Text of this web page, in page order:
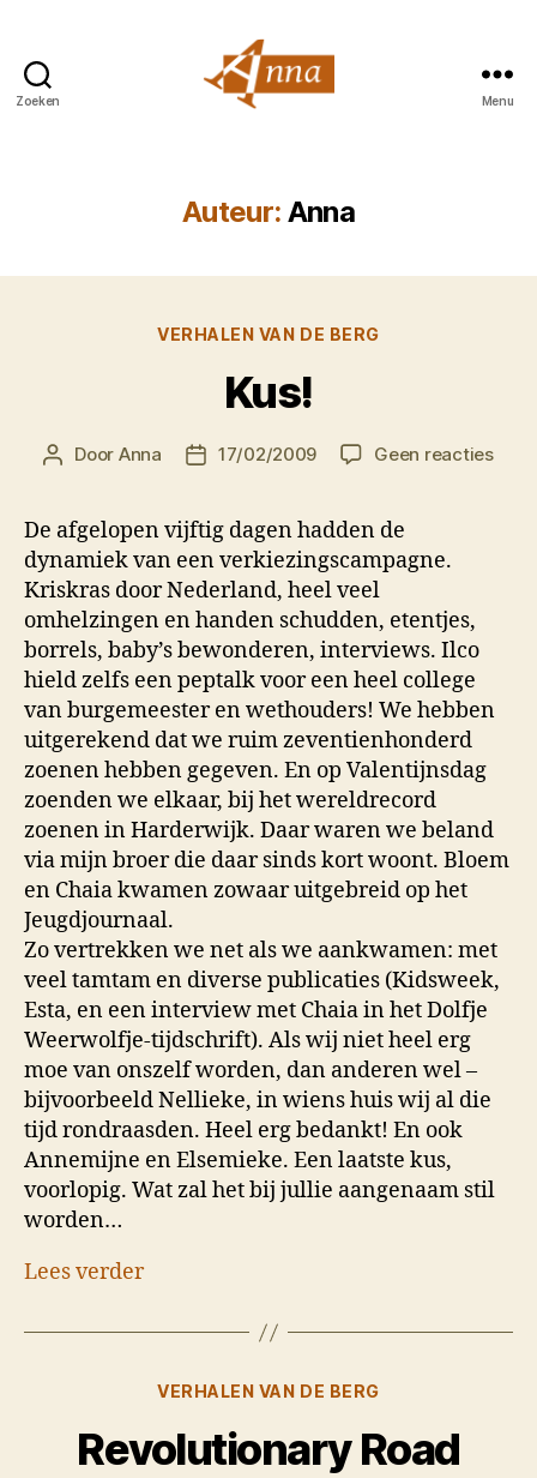
Zoeken Menu
Auteur: Anna
Categorieën
VERHALEN VAN DE BERG
Kus!
Berichtauteur
Door Anna Berichtdatum
17/02/2009 Geen reactiesop
De afgelopen vijftig dagen hadden de
dynamiek van een verkiezingscampagne.
Kriskras door Nederland, heel veel
omhelzingen en handen schudden, etentjes,
borrels, baby’s bewonderen, interviews. Ilco
hield zelfs een peptalk voor een heel college
van burgemeester en wethouders! We hebben
uitgerekend dat we ruim zeventienhonderd
zoenen hebben gegeven. En op Valentijnsdag
zoenden we elkaar, bij het wereldrecord
zoenen in Harderwijk. Daar waren we beland
via mijn broer die daar sinds kort woont. Bloem
en Chaia kwamen zowaar uitgebreid op het
Jeugdjournaal.
Zo vertrekken we net als we aankwamen: met
veel tamtam en diverse publicaties (Kidsweek,
Esta, en een interview met Chaia in het Dolfje
Weerwolfje-tijdschrift). Als wij niet heel erg
moe van onszelf worden, dan anderen wel –
bijvoorbeeld Nellieke, in wiens huis wij al die
tijd rondraasden. Heel erg bedankt! En ook
Annemijne en Elsemieke. Een laatste kus,
voorlopig. Wat zal het bij jullie aangenaam stil
worden…
Lees verder
Categorieën
VERHALEN VAN DE BERG
Revolutionary Road